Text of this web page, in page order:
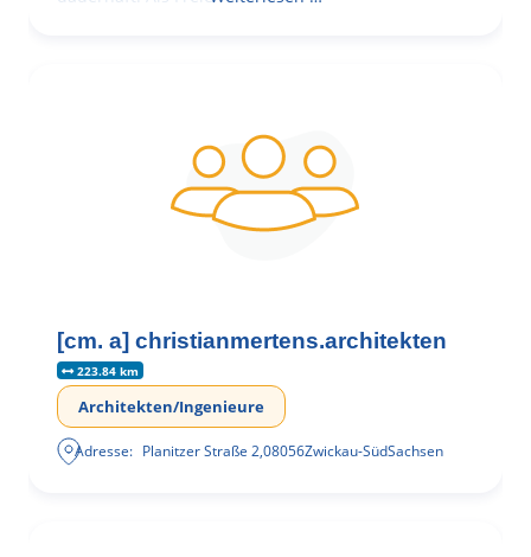
[cm. a] christianmertens.architekten
223.84 km
Architekten/Ingenieure
Adresse: Planitzer Straße 2,08056Zwickau-SüdSachsen